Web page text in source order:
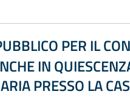
PER IL
IN
PRESSO LA